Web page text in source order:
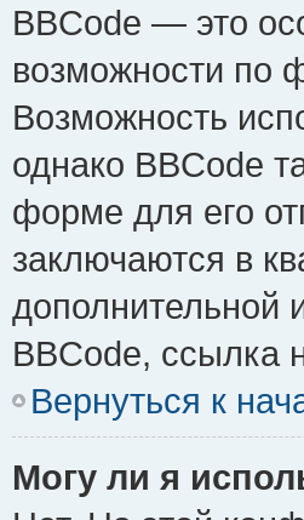
BBCode — это
возможности по
Возможность
однако BBCode
форме для его
заключаются в
дополнительной
BBCode, ссылка
Вернуться к
Могу ли я